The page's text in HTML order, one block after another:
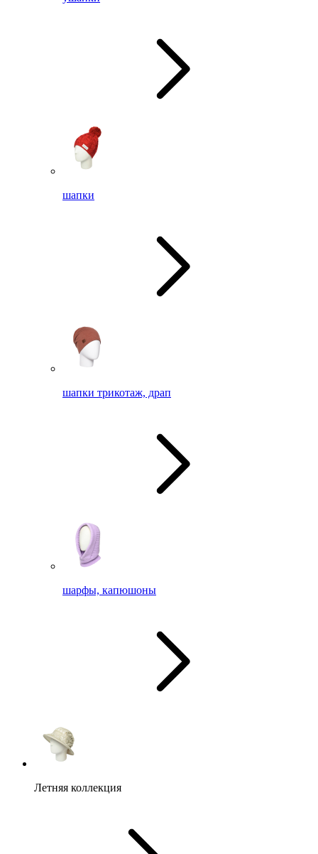
шапки
шапки трикотаж, драп
шарфы, капюшоны
Летняя коллекция